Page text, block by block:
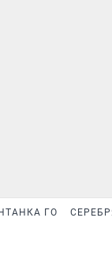
ГО